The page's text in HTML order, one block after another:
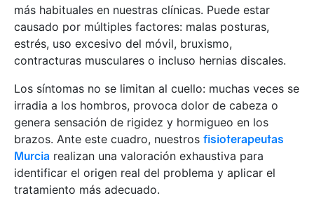
más habituales en nuestras clínicas. Puede estar
causado por múltiples factores: malas posturas,
estrés, uso excesivo del móvil, bruxismo,
contracturas musculares o incluso hernias discales.
Los síntomas no se limitan al cuello: muchas veces se
irradia a los hombros, provoca dolor de cabeza o
genera sensación de rigidez y hormigueo en los
brazos. Ante este cuadro, nuestros fisioterapeutas
Murcia realizan una valoración exhaustiva para
identificar el origen real del problema y aplicar el
tratamiento más adecuado.